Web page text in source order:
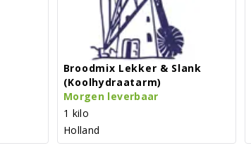
Broodmix Lekker & Slank
(koolhydraatarm)
Morgen leverbaar
1 kilo
Holland